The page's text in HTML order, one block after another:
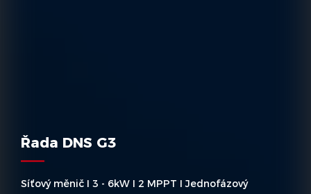
Řada DNS G3
Síťový měnič I 3 - 6kW I 2 MPPT I Jednofázový